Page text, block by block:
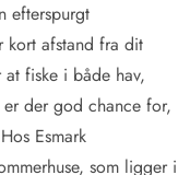
efterspurgt
kort afstand fra dit
fiske i både hav,
der god chance for,
Esmark
som ligger i